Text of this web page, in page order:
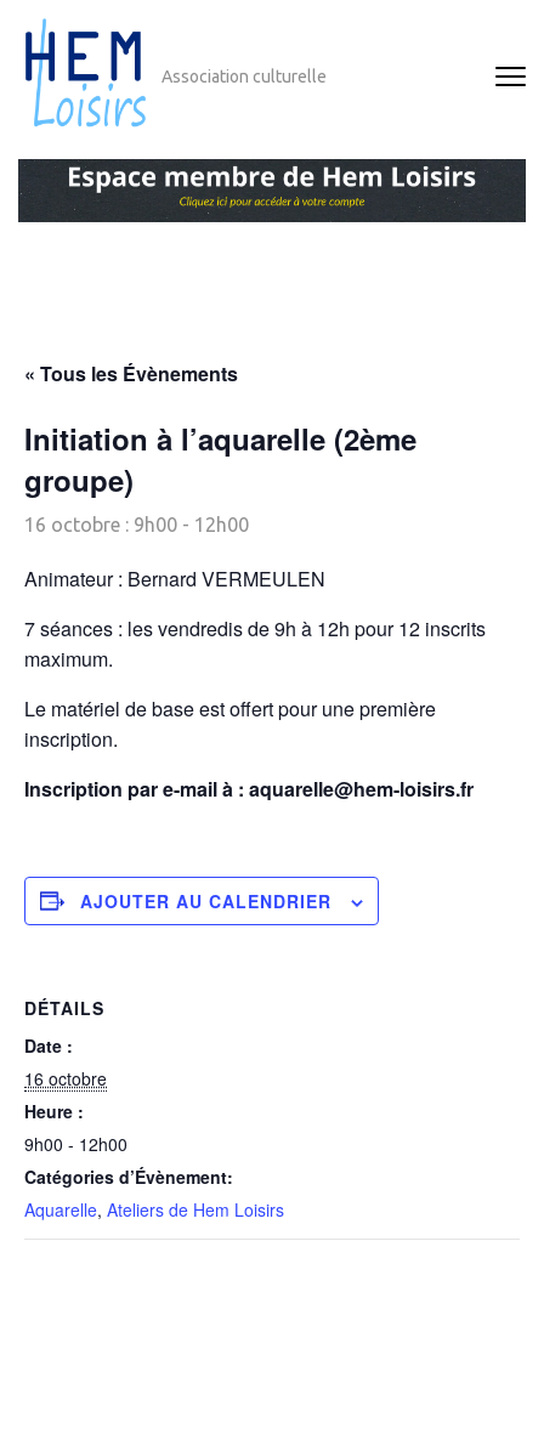
contenu
(Pressez
Entrée)
Association culturelle
« Tous les Évènements
Initiation à l’aquarelle (2ème
groupe)
16 octobre : 9h00 - 12h00
Animateur : Bernard VERMEULEN
7 séances : les vendredis de 9h à 12h pour 12 inscrits
maximum.
Le matériel de base est offert pour une première
inscription.
Inscription par e-mail à : aquarelle@hem-loisirs.fr
AJOUTER AU CALENDRIER
DÉTAILS
Date :
16 octobre
Heure :
9h00 - 12h00
Catégories d’Évènement:
Aquarelle, Ateliers de Hem Loisirs